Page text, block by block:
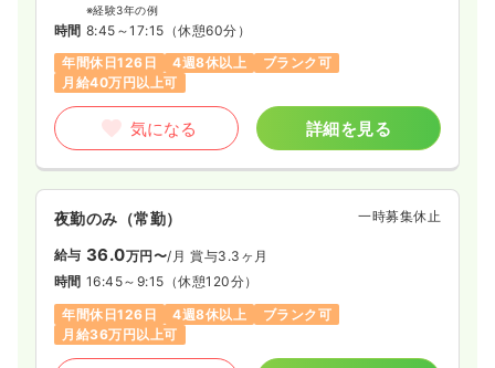
※経験3年の例
時間 8:45～17:15 （休憩60分）
年間休日126日
4週8休以上
ブランク可
月給40万円以上可
気になる 詳細を見る
夜勤のみ（常勤） 一時募集休止
給与 36.0万円〜/月 賞与3.3ヶ月
時間 16:45～9:15 （休憩120分）
年間休日126日
4週8休以上
ブランク可
月給36万円以上可